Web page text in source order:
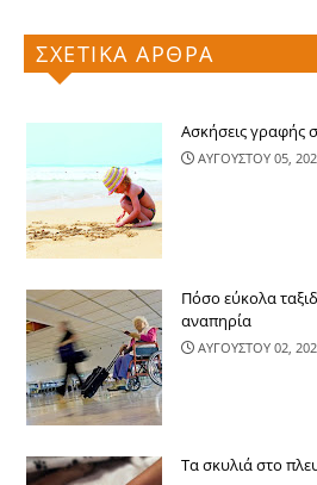
ΣΧΕΤΙΚΑ ΑΡΘΡΑ
Ασκήσεις γραφής
ΑΥΓΟΥΣΤΟΥ 05,
Πόσο εύκολα
αναπηρία
ΑΥΓΟΥΣΤΟΥ 02,
Τα σκυλιά στο